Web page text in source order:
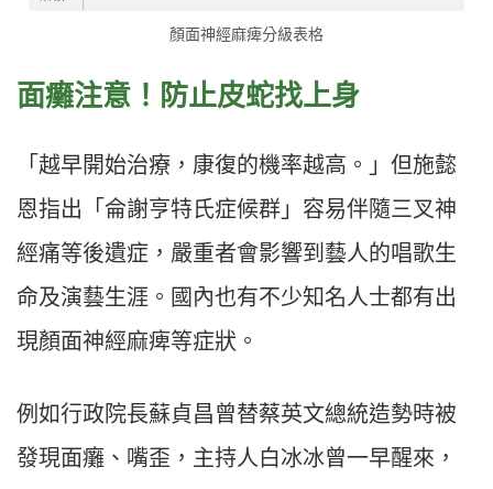
顏面神經麻痺分級表格
面癱注意！防止皮蛇找上身
「越早開始治療，康復的機率越高。」但施懿
恩指出「侖謝亨特氏症候群」容易伴隨三叉神
經痛等後遺症，嚴重者會影響到藝人的唱歌生
命及演藝生涯。國內也有不少知名人士都有出
現顏面神經麻痺等症狀。
例如行政院長蘇貞昌曾替蔡英文總統造勢時被
發現面癱、嘴歪，主持人白冰冰曾一早醒來，